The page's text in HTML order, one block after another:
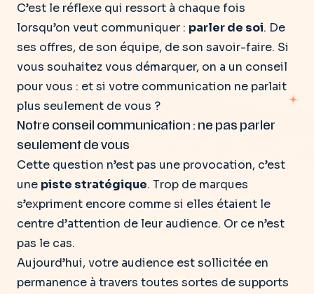
C’est le réflexe qui ressort à chaque fois
lorsqu’on veut communiquer : parler de soi. De
ses offres, de son équipe, de son savoir-faire. Si
vous souhaitez vous démarquer, on a un conseil
pour vous : et si votre communication ne parlait
plus seulement de vous ?
Notre conseil communication : ne pas parler
seulement de vous
Cette question n’est pas une provocation, c’est
une piste stratégique. Trop de marques
s’expriment encore comme si elles étaient le
centre d’attention de leur audience. Or ce n’est
pas le cas.
Aujourd’hui, votre audience est sollicitée en
permanence à travers toutes sortes de supports